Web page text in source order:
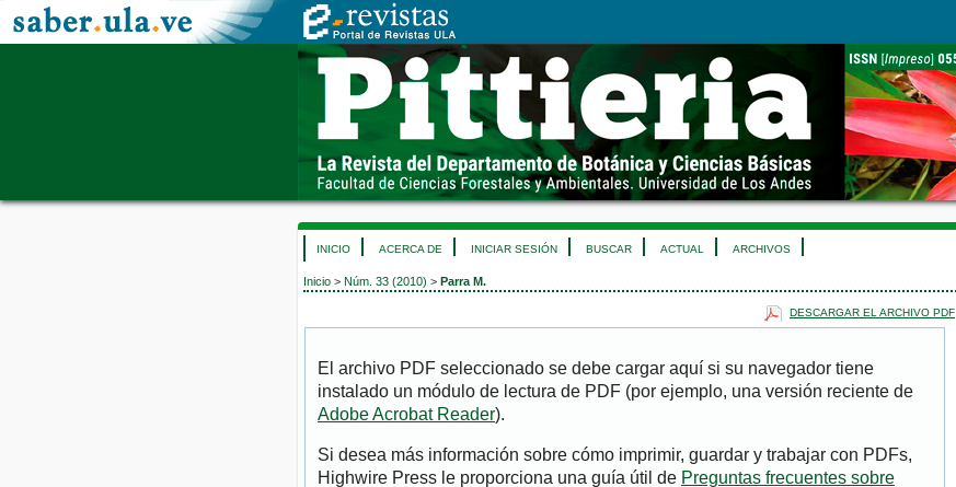
INICIO ACERCA DE INICIAR SESIÓN BUSCAR ACTUAL ARCHIVOS
Inicio > Núm. 33 (2010) > Parra M.
DESCARGAR EL ARCHIVO PDF
El archivo PDF seleccionado se debe cargar aquí si su navegador tiene
instalado un módulo de lectura de PDF (por ejemplo, una versión reciente de
Adobe Acrobat Reader).
Si desea más información sobre cómo imprimir, guardar y trabajar con PDFs,
Highwire Press le proporciona una guía útil de Preguntas frecuentes sobre